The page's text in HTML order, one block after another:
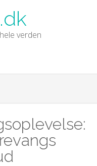
verden